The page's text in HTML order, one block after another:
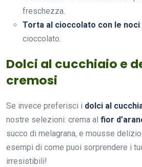
freschezza.
Torta al cioccolato con le noci
cioccolato.
Dolci al cucchiaio e
cremosi
Se invece preferisci i dolci al
nostre selezioni: crema al fior
succo di melagrana, e mousse
esempi di come puoi sorprendere i
irresistibili!